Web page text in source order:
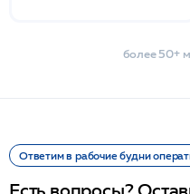
более 50+
Ответим в рабочие будни